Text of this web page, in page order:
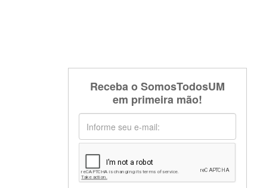
Receba o SomosTodosUM
em primeira mão!